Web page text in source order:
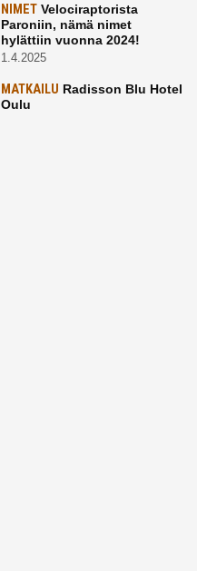
NIMETVelociraptorista
Paroniin, nämä nimet
hylättiin vuonna 2024!
1.4.2025
MATKAILU Radisson Blu Hotel
Oulu